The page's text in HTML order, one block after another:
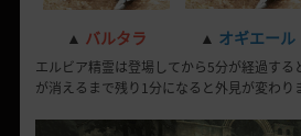
▲ バルタラ ▲ オギエール
エルビア精霊は登場してから5分が経過する
が消えるまで残り1分になると外見が変わり